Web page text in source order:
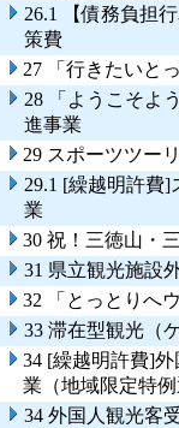
26.1 【債務負担
策費
27 「行きたいと
28 「ようこそよ
進事業
29 スポーツツー
29.1 [繰越明許費
業
30 祝！三徳山・
31 県立観光施設
32 「とっとりへ
33 滞在型観光（
34 [繰越明許費]
業（地域限定特
34 外国人観光客